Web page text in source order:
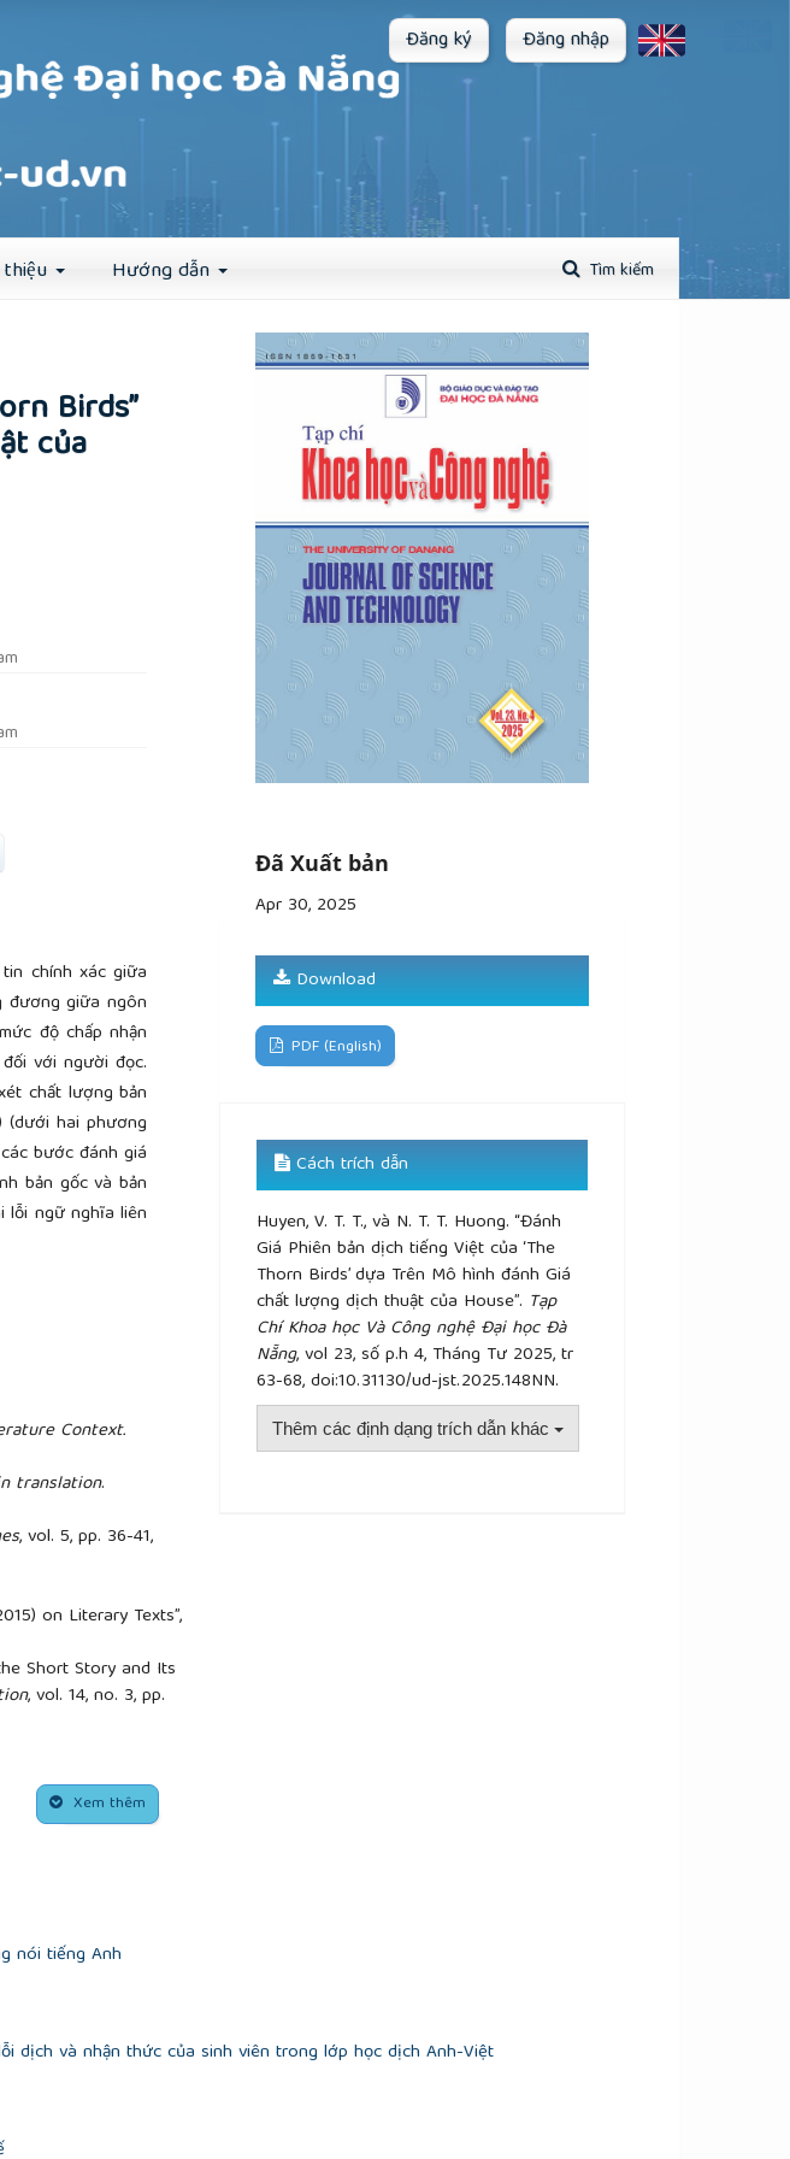
Hướng dẫn Tìm kiếm
Đăng ký Đăng nhập
Birds”
của
chính xác giữa
đương giữa ngôn
độ chấp nhận
với người đọc.
chất lượng bản
(dưới hai phương
bước đánh giá
bản gốc và bản
lỗi ngữ nghĩa liên
Context.
translation.
, vol. 5, pp. 36-41,
on Literary Texts”,
Short Story and Its
, vol. 14, no. 3, pp.
Studies, vol. 29,
Gunter Narr,
Vietnamese
Translation
into Vietnamese: A
Xem thêm
Đã Xuất bản
Apr 30, 2025
Download
PDF (English)
Cách trích dẫn
Huyen, V. T. T., và N. T. T. Huong. “Đánh
Giá Phiên bản dịch tiếng Việt của ‘The
Thorn Birds’ dựa Trên Mô hình đánh Giá
chất lượng dịch thuật của House”. Tạp
Chí Khoa học Và Công nghệ Đại học Đà
Nẵng, vol 23, số p.h 4, Tháng Tư 2025, tr
63-68, doi:10.31130/ud-jst.2025.148NN.
Thêm các định dạng trích dẫn khác
nói tiếng Anh
dịch và nhận thức của sinh viên trong lớp học dịch Anh-Việt